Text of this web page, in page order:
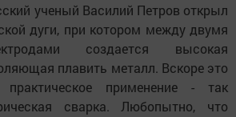
ученый Василий Петров открыл
дуги, при котором между двумя
создается высокая
плавить металл. Вскоре это
применение - так
сварка. Любопытно, что